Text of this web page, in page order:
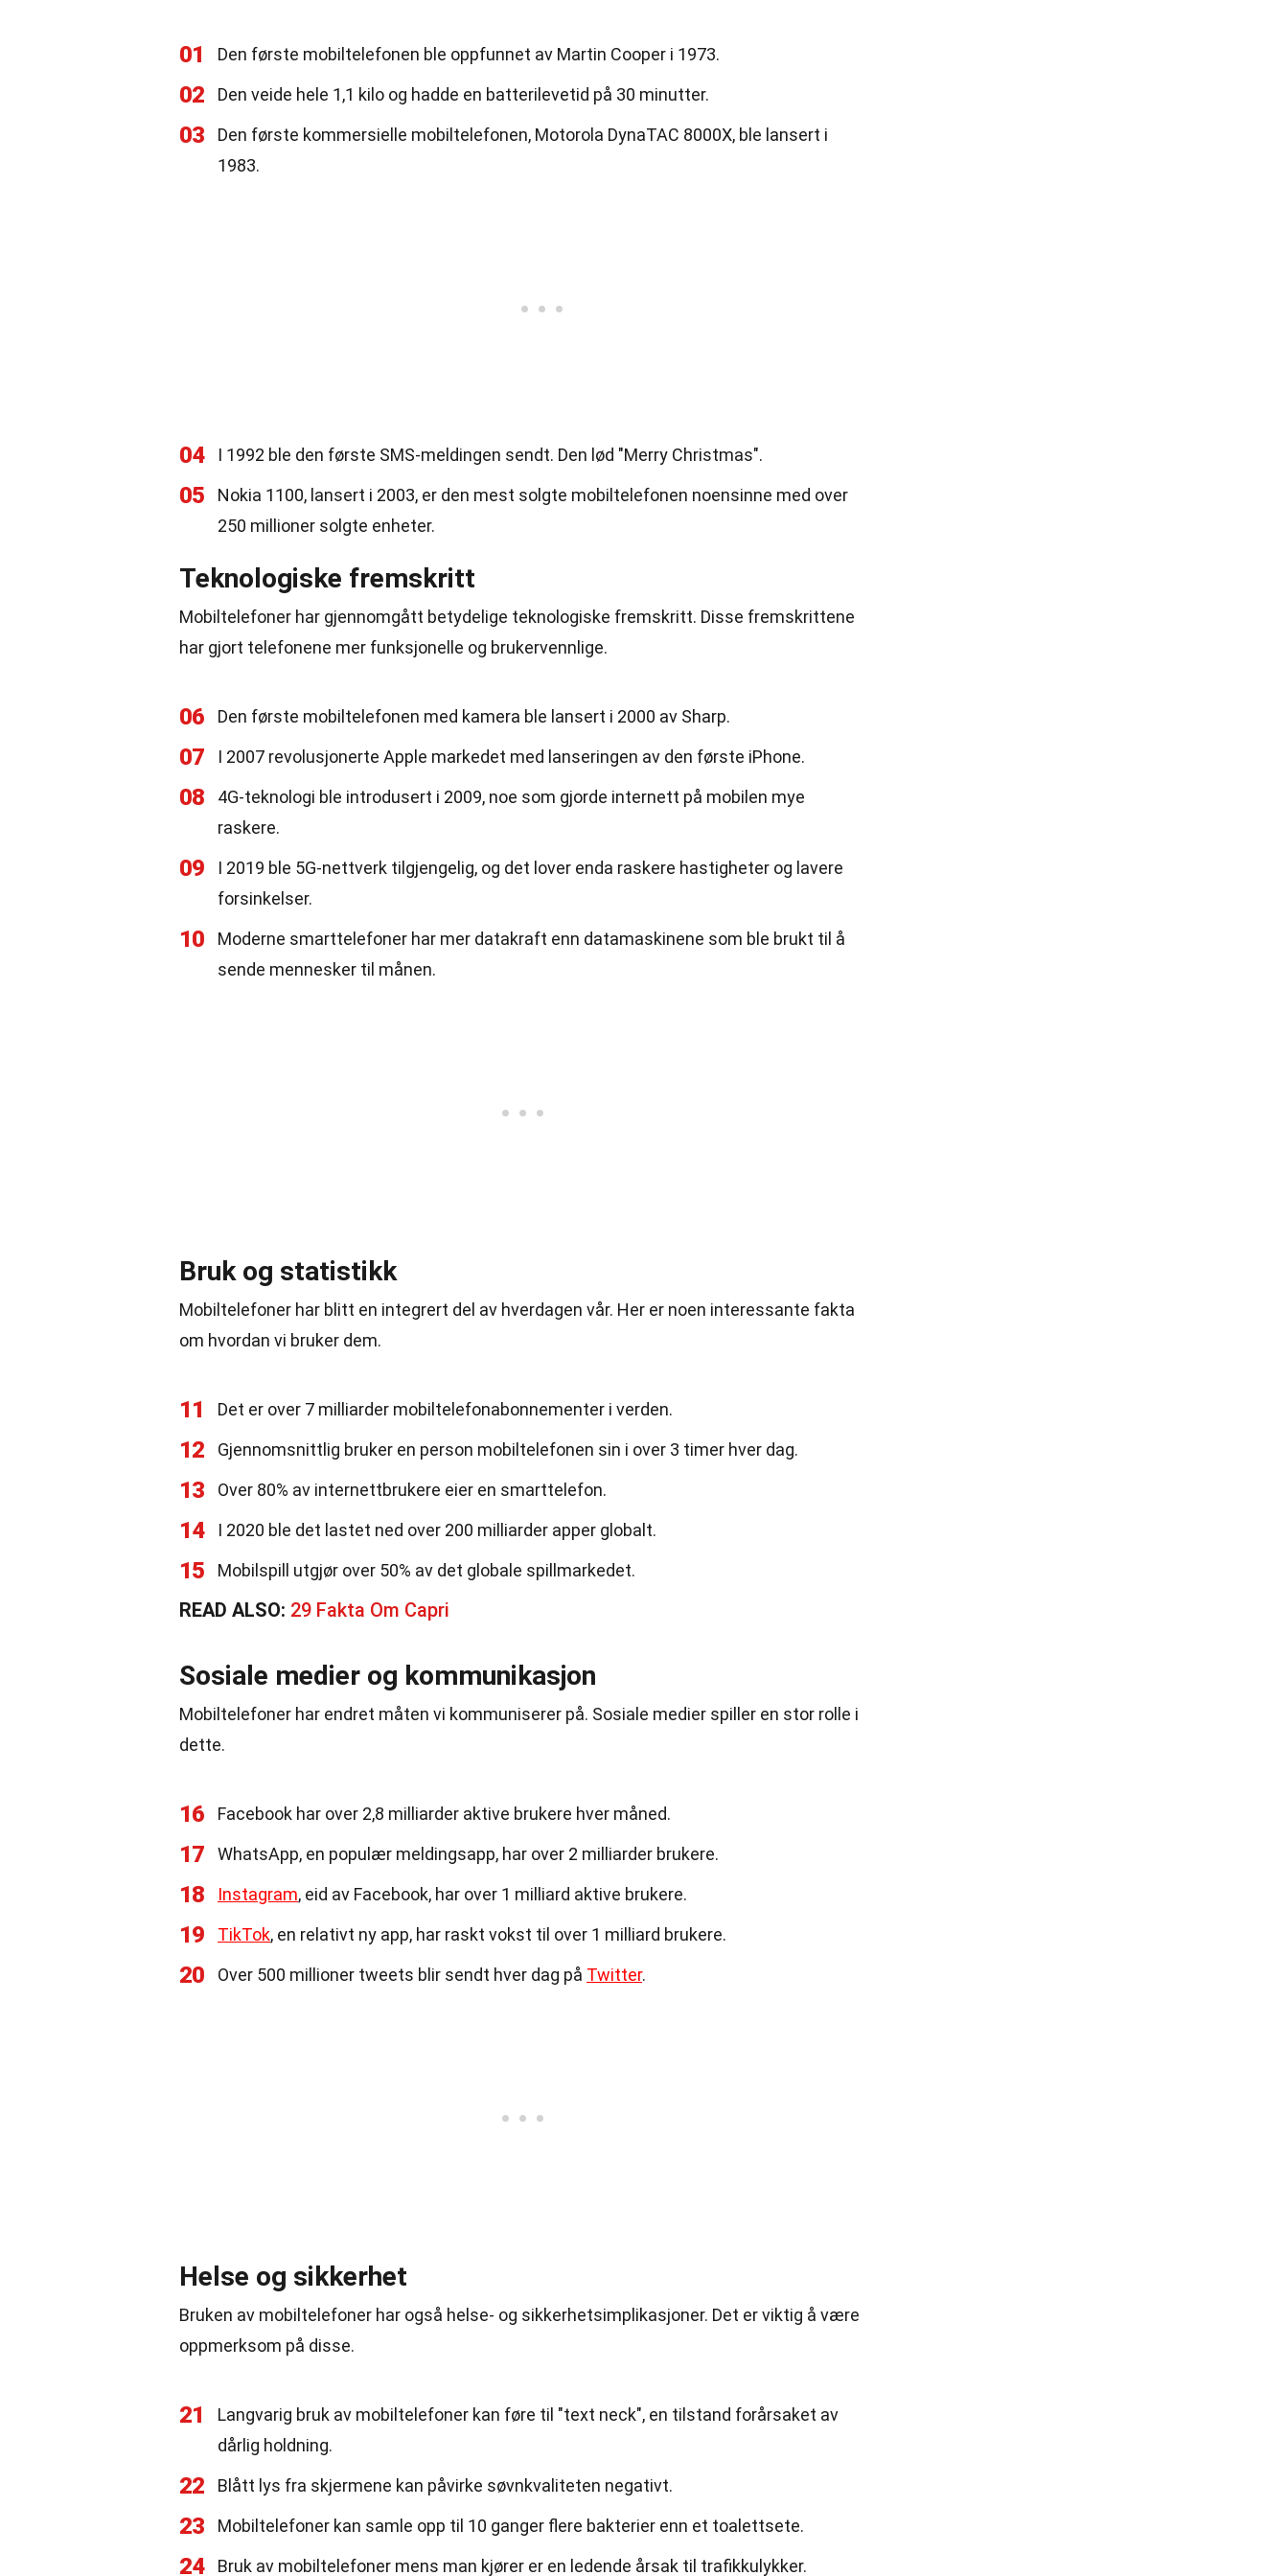
01 Den første mobiltelefonen ble oppfunnet av Martin Cooper i 1973.
02 Den veide hele 1,1 kilo og hadde en batterilevetid på 30 minutter.
03
Den første kommersielle mobiltelefonen, Motorola DynaTAC 8000X, ble lansert i
1983.
04 I 1992 ble den første SMS-meldingen sendt. Den lød "Merry Christmas".
05
Nokia 1100, lansert i 2003, er den mest solgte mobiltelefonen noensinne med over
250 millioner solgte enheter.
Teknologiske fremskritt
Mobiltelefoner har gjennomgått betydelige teknologiske fremskritt. Disse fremskrittene
har gjort telefonene mer funksjonelle og brukervennlige.
06 Den første mobiltelefonen med kamera ble lansert i 2000 av Sharp.
07 I 2007 revolusjonerte Apple markedet med lanseringen av den første iPhone.
08
4G-teknologi ble introdusert i 2009, noe som gjorde internett på mobilen mye
raskere.
09
I 2019 ble 5G-nettverk tilgjengelig, og det lover enda raskere hastigheter og lavere
forsinkelser.
10
Moderne smarttelefoner har mer datakraft enn datamaskinene som ble brukt til å
sende mennesker til månen.
Bruk og statistikk
Mobiltelefoner har blitt en integrert del av hverdagen vår. Her er noen interessante fakta
om hvordan vi bruker dem.
11 Det er over 7 milliarder mobiltelefonabonnementer i verden.
12 Gjennomsnittlig bruker en person mobiltelefonen sin i over 3 timer hver dag.
13 Over 80% av internettbrukere eier en smarttelefon.
14 I 2020 ble det lastet ned over 200 milliarder apper globalt.
15 Mobilspill utgjør over 50% av det globale spillmarkedet.
READ ALSO: 29 Fakta Om Capri
Sosiale medier og kommunikasjon
Mobiltelefoner har endret måten vi kommuniserer på. Sosiale medier spiller en stor rolle i
dette.
16 Facebook har over 2,8 milliarder aktive brukere hver måned.
17 WhatsApp, en populær meldingsapp, har over 2 milliarder brukere.
18 Instagram, eid av Facebook, har over 1 milliard aktive brukere.
19 TikTok, en relativt ny app, har raskt vokst til over 1 milliard brukere.
20 Over 500 millioner tweets blir sendt hver dag på Twitter.
Helse og sikkerhet
Bruken av mobiltelefoner har også helse- og sikkerhetsimplikasjoner. Det er viktig å være
oppmerksom på disse.
21
Langvarig bruk av mobiltelefoner kan føre til "text neck", en tilstand forårsaket av
dårlig holdning.
22 Blått lys fra skjermene kan påvirke søvnkvaliteten negativt.
23 Mobiltelefoner kan samle opp til 10 ganger flere bakterier enn et toalettsete.
24 Bruk av mobiltelefoner mens man kjører er en ledende årsak til trafikkulykker.